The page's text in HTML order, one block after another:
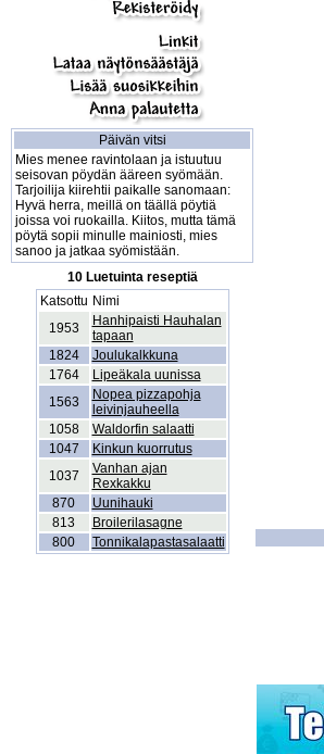
Päivän vitsi
Mies menee ravintolaan ja istuutuu
seisovan pöydän ääreen syömään.
Tarjoilija kiirehtii paikalle sanomaan:
Hyvä herra, meillä on täällä pöytiä
joissa voi ruokailla. Kiitos, mutta tämä
pöytä sopii minulle mainiosti, mies
sanoo ja jatkaa syömistään.
10 Luetuinta reseptiä
Katsottu Nimi
1953
Hanhipaisti Hauhalan
tapaan
1824
Joulukalkkuna
1764
Lipeäkala uunissa
1563
Nopea pizzapohja
leivinjauheella
1058
Waldorfin salaatti
1047
Kinkun kuorrutus
1037
Vanhan ajan
Rexkakku
870
Uunihauki
813
Broilerilasagne
800
Tonnikalapastasalaatti